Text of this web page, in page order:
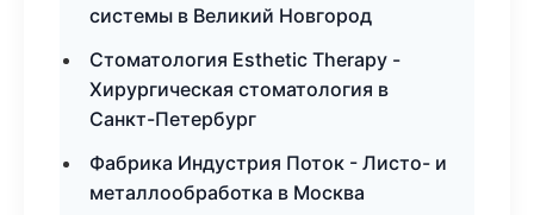
системы в Великий Новгород
Стоматология Esthetic Therapy -
Хирургическая стоматология в
Санкт-Петербург
Фабрика Индустрия Поток - Листо- и
металлообработка в Москва